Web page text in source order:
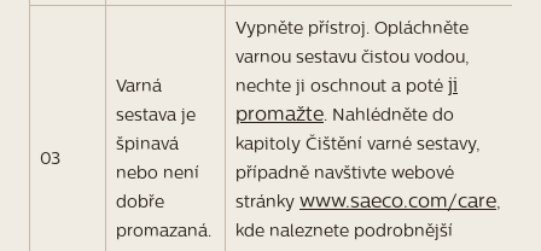
03
Varná
sestava je
špinavá
nebo není
dobře
promazaná.
Vypněte přístroj. Opláchněte
varnou sestavu čistou vodou,
nechte ji oschnout a poté ji
promažte. Nahlédněte do
kapitoly Čištění varné sestavy,
případně navštivte webové
stránky www.saeco.com/care,
kde naleznete podrobnější